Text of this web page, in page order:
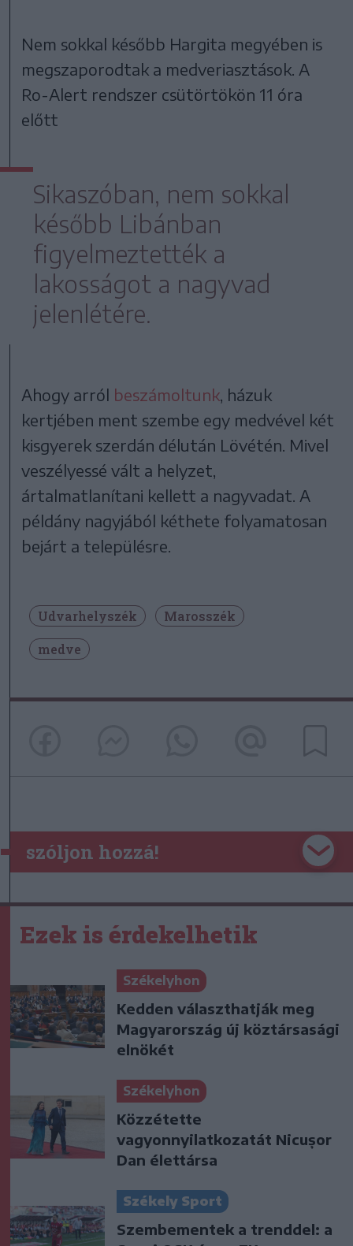
Nem sokkal később Hargita megyében is
megszaporodtak a medveriasztások. A
Ro-Alert rendszer csütörtökön 11 óra
előtt
Sikaszóban, nem sokkal
később Libánban
figyelmeztették a
lakosságot a nagyvad
jelenlétére.
Ahogy arról beszámoltunk, házuk
kertjében ment szembe egy medvével két
kisgyerek szerdán délután Lövétén. Mivel
veszélyessé vált a helyzet,
ártalmatlanítani kellett a nagyvadat. A
példány nagyjából kéthete folyamatosan
bejárt a településre.
Udvarhelyszék
Marosszék
medve
szóljon hozzá!
Ezek is érdekelhetik
Székelyhon
Kedden választhatják meg
Magyarország új köztársasági
elnökét
Székelyhon
Közzétette
vagyonnyilatkozatát Nicușor
Dan élettársa
Székely Sport
Szembementek a trenddel: a